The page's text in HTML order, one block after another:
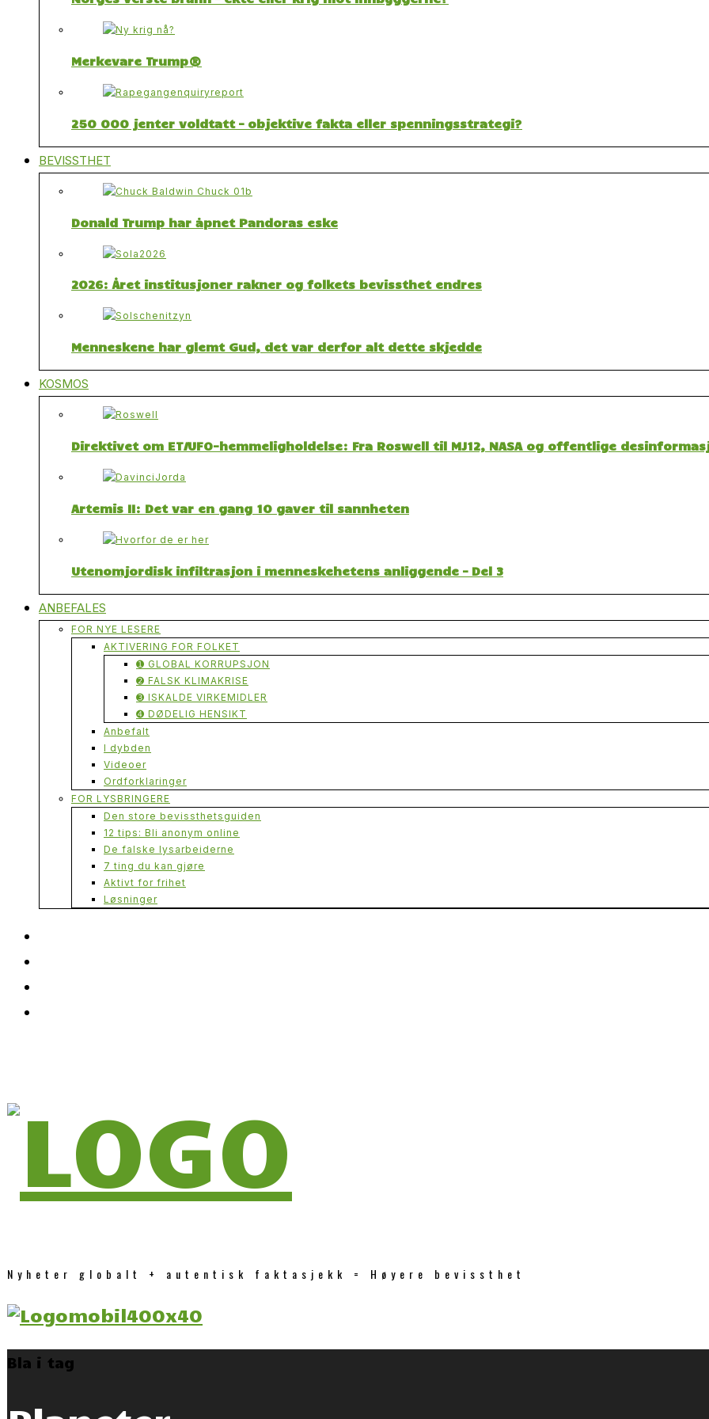
Merkevare Trump®
250 000 jenter voldtatt – objektive fakta eller spenningsstrategi?
BEVISSTHET
Donald Trump har åpnet Pandoras eske
2026: Året institusjoner rakner og folkets bevissthet endres
Menneskene har glemt Gud, det var derfor alt dette skjedde
KOSMOS
Direktivet om ET/UFO-hemmeligholdelse: Fra Roswell til MJ12, NASA og offentlige
Artemis II: Det var en gang 10 gaver til sannheten
Utenomjordisk infiltrasjon i menneskehetens anliggende – Del 3
ANBEFALES
FOR NYE LESERE
AKTIVERING FOR FOLKET
➊ GLOBAL KORRUPSJON
➋ FALSK KLIMAKRISE
➌ ISKALDE VIRKEMIDLER
➍ DØDELIG HENSIKT
Anbefalt
I dybden
Videoer
Ordforklaringer
FOR LYSBRINGERE
Den store bevissthetsguiden
12 tips: Bli anonym online
De falske lysarbeiderne
7 ting du kan gjøre
Aktivt for frihet
Løsninger
Nyheter globalt + autentisk faktasjekk = Høyere bevissthet
Bla i tag